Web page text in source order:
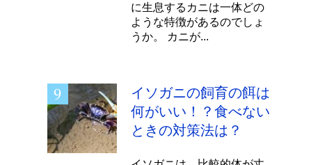
に生息するカニは一体どの
ような特徴があるのでしょ
うか。 カニが...
イソガニの飼育の餌は
何がいい！？食べない
ときの対策法は？